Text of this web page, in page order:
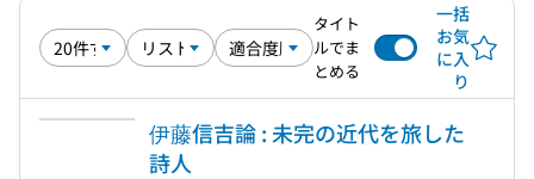
タイト
ルでま
とめる
一括
お気
に入
り
伊藤信吉論 : 未完の近代を旅した
詩人